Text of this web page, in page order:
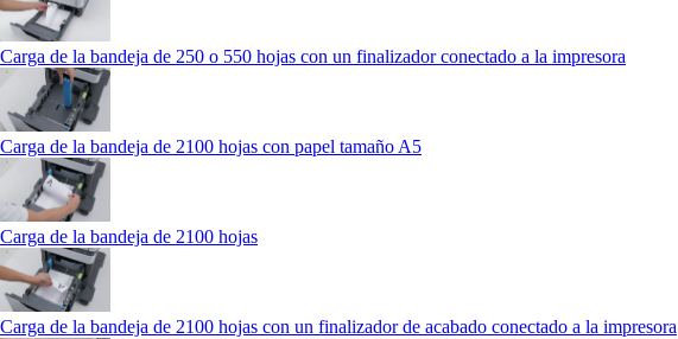
Carga de la bandeja de 250 o 550 hojas con un finalizador conectado a la impresora
Carga de la bandeja de 2100 hojas con papel tamaño A5
Carga de la bandeja de 2100 hojas
Carga de la bandeja de 2100 hojas con un finalizador de acabado conectado a la impresora